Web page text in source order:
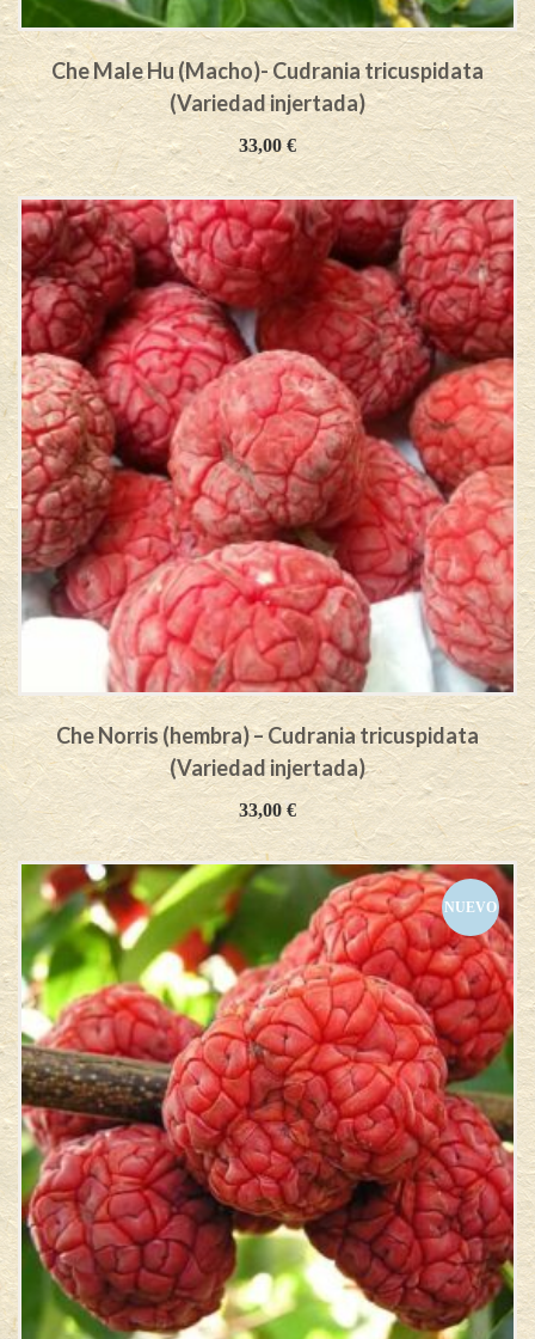
Che Male Hu (Macho)- Cudrania tricuspidata
(Variedad injertada)
33,00€
Che Norris (hembra) – Cudrania tricuspidata
(Variedad injertada)
33,00 €
NUEVO